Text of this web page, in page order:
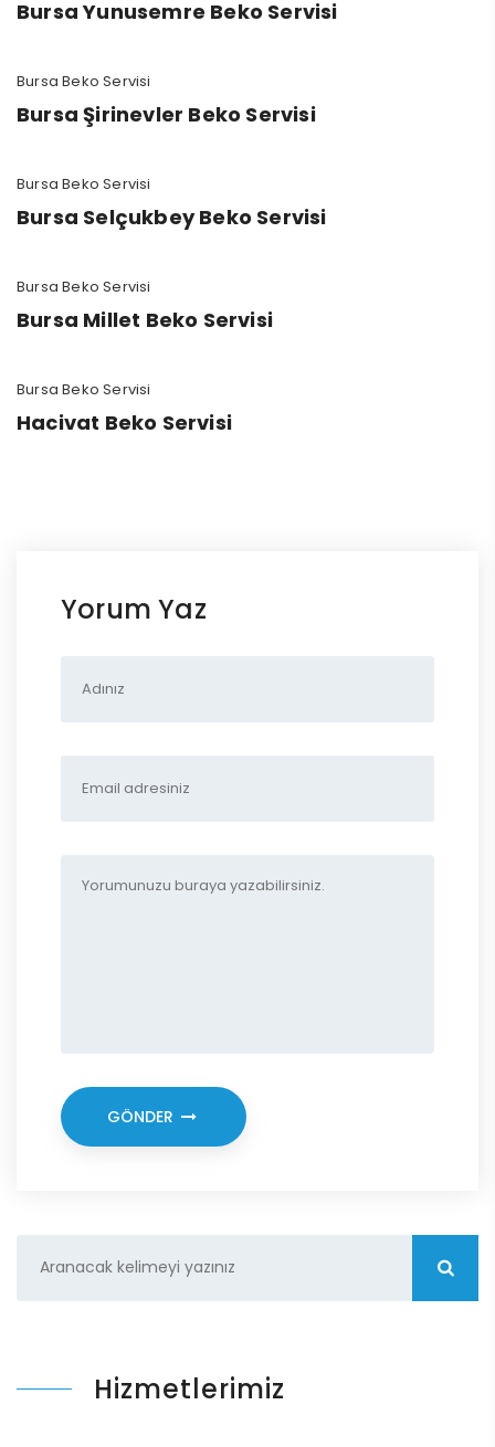
Bursa Yunusemre Beko Servisi
Bursa Beko Servisi
Bursa Şirinevler Beko Servisi
Bursa Beko Servisi
Bursa Selçukbey Beko Servisi
Bursa Beko Servisi
Bursa Millet Beko Servisi
Bursa Beko Servisi
Hacivat Beko Servisi
Yorum Yaz
GÖNDER
Hizmetlerimiz